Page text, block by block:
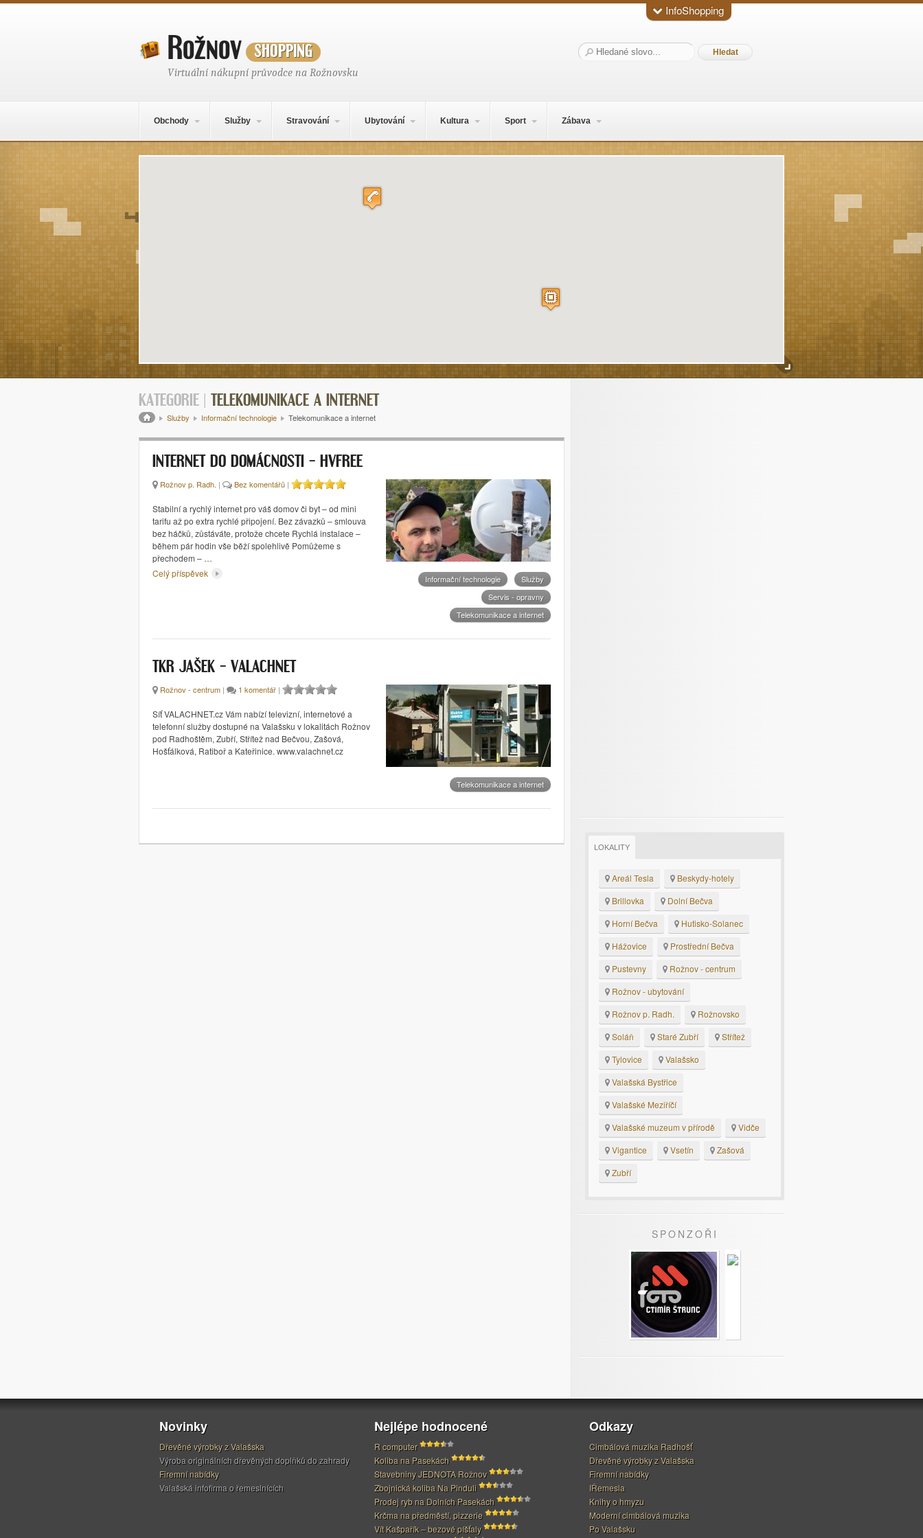
Rožnovshopping
Virtuální nákupní průvodce na Rožnovsku
Hledat:
Obchody Služby Stravování Ubytování Kultura Sport Zábava
Mapa obsahu
KATEGORIE | TELEKOMUNIKACE A INTERNET
Drobečková navigace
Služby Informační technologie Telekomunikace a internet
INTERNET DO DOMÁCNOSTI – HVFREE
Informační technologie
Služby
Servis - opravny
Telekomunikace a internet
Rožnov p. Radh. | Bez komentářů |
Stabilní a rychlý internet pro váš domov či byt – od mini
tarifu až po extra rychlé připojení. Bez závazků – smlouva
bez háčků, zůstáváte, protože chcete Rychlá instalace –
během pár hodin vše běží spolehlivě Pomůžeme s
přechodem – …
Celý příspěvek
TKR JAŠEK – VALACHNET
Telekomunikace a internet
Rožnov - centrum | 1 komentář |
Síť VALACHNET.cz Vám nabízí televizní, internetové a
telefonní služby dostupné na Valašsku v lokalitách Rožnov
pod Radhoštěm, Zubří, Střítež nad Bečvou, Zašová,
Hošťálková, Ratiboř a Kateřinice. www.valachnet.cz
LOKALITY
Areál Tesla
Beskydy-hotely
Brillovka
Dolní Bečva
Horní Bečva
Hutisko-Solanec
Hážovice
Prostřední Bečva
Pustevny
Rožnov - centrum
Rožnov - ubytování
Rožnov p. Radh.
Rožnovsko
Soláň
Staré Zubří
Střítež
Tylovice
Valašsko
Valašská Bystřice
Valašské Meziříčí
Valašské muzeum v přírodě
Vidče
Vigantice
Vsetín
Zašová
Zubří
SPONZOŘI
Novinky
Dřevěné výrobky z Valašska
Výroba originálních dřevěných doplňků do zahrady
Firemní nabídky
Valašská infofirma o řemeslnících
Nejlépe hodnocené
R computer
Koliba na Pasekách
Stavebniny JEDNOTA Rožnov
Zbojnická koliba Na Pinduli
Prodej ryb na Dolních Pasekách
Krčma na předměstí, pizzerie
Vít Kašpařík – bezové píšťaly
Odkazy
Cimbálová muzika Radhošť
Dřevěné výrobky z Valašska
Firemní nabídky
IŘemesla
Knihy o hmyzu
Moderní cimbálová muzika
Po Valašsku
InfoShopping